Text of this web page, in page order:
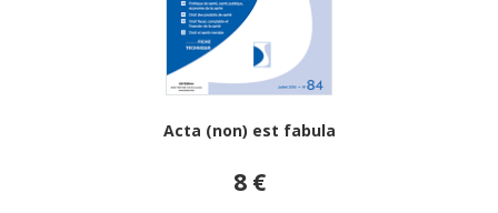
Acta (non) est fabula
8 €